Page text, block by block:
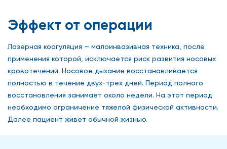
Эффект от операции
Лазерная коагуляция — малоинвазивная техника, после
применения которой, исключается риск развития носовых
кровотечений. Носовое дыхание восстанавливается
полностью в течение двух-трех дней. Период полного
восстановления занимает около недели. На этот период
необходимо ограничение тяжелой физической активности.
Далее пациент живет обычной жизнью.